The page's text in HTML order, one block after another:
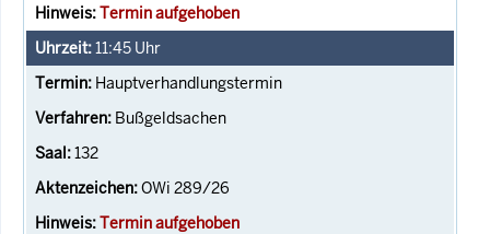
Termin aufgehoben
11:45 Uhr
Hauptverhandlungstermin
Bußgeldsachen
132
OWi 289/26
Termin aufgehoben